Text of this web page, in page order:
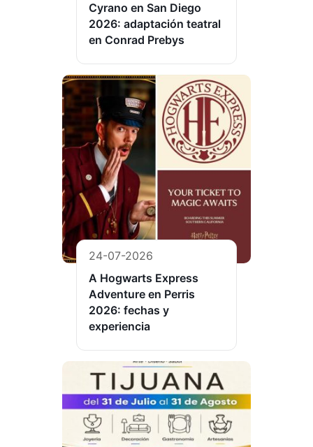
Cyrano en San Diego
2026: adaptación teatral
en Conrad Prebys
24-07-2026
A Hogwarts Express
Adventure en Perris
2026: fechas y
experiencia